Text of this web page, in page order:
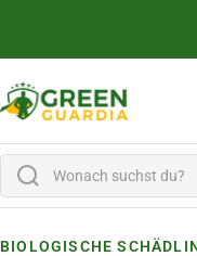
Green Guardia - Ihr Experte
BIOLOGISCHE